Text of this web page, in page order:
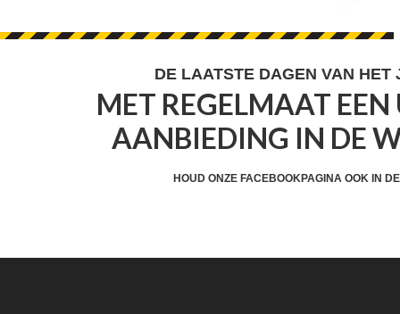
WIDGET
HEADER
DE LAATSTE DAGEN VAN HET
MET REGELMAAT EEN
AANBIEDING IN DE
HOUD ONZE FACEBOOKPAGINA OOK IN